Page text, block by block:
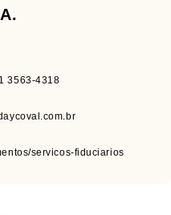
3563-4318
servicos-fiduciarios